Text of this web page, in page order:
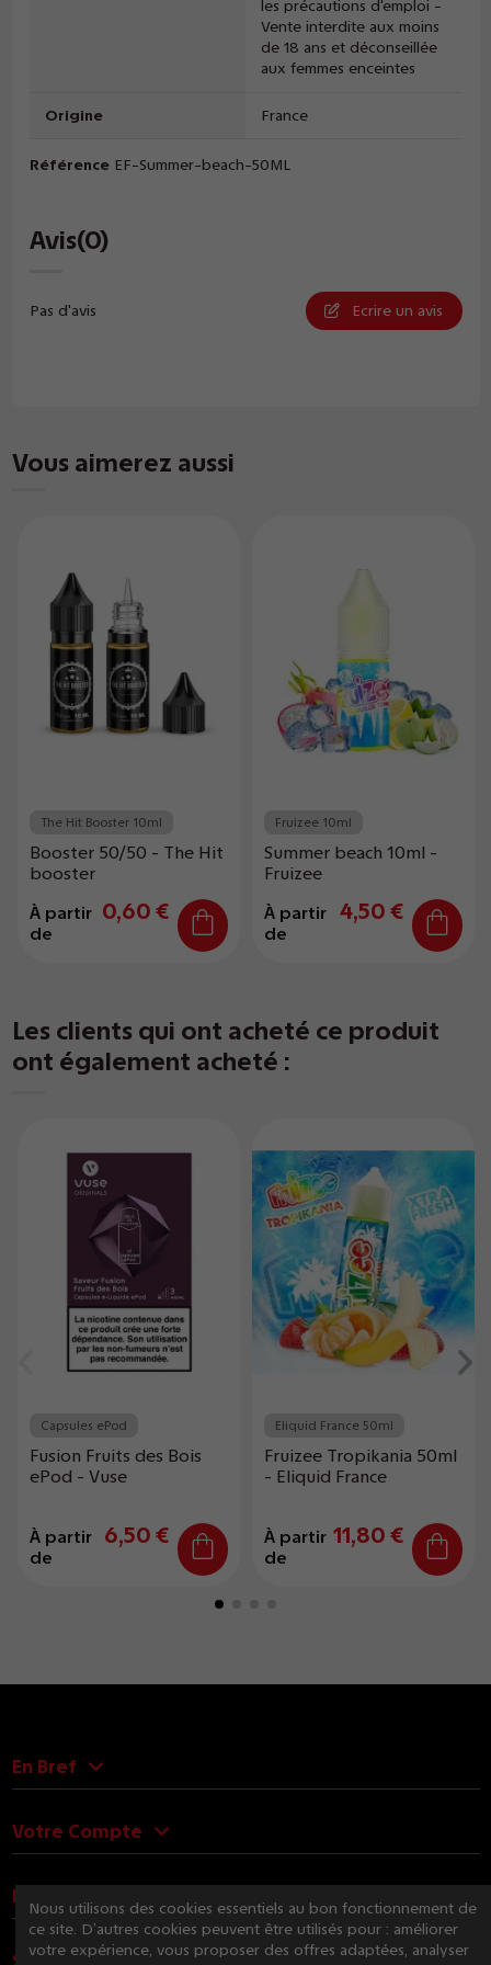
les précautions d'emploi -
Vente interdite aux moins
de 18 ans et déconseillée
aux femmes enceintes
Origine France
Référence EF-Summer-beach-50ML
Avis(0)
Pas d'avis Ecrire un avis
Vous aimerez aussi
The Hit Booster 10ml
Booster 50/50 - The Hit
booster
À partir
de
0,60 €
Fruizee 10ml
Summer beach 10ml -
Fruizee
À partir
de
4,50 €
Les clients qui ont acheté ce produit
ont également acheté :
Capsules ePod
Fusion Fruits des Bois
ePod - Vuse
À partir
de
6,50 €
Eliquid France 50ml
Fruizee Tropikania 50ml
- Eliquid France
À partir
de
11,80 €
En Bref
Votre Compte
Nous Contacter
Nous utilisons des cookies essentiels au bon fonctionnement de
ce site. D’autres cookies peuvent être utilisés pour : améliorer
votre expérience, vous proposer des offres adaptées, analyser